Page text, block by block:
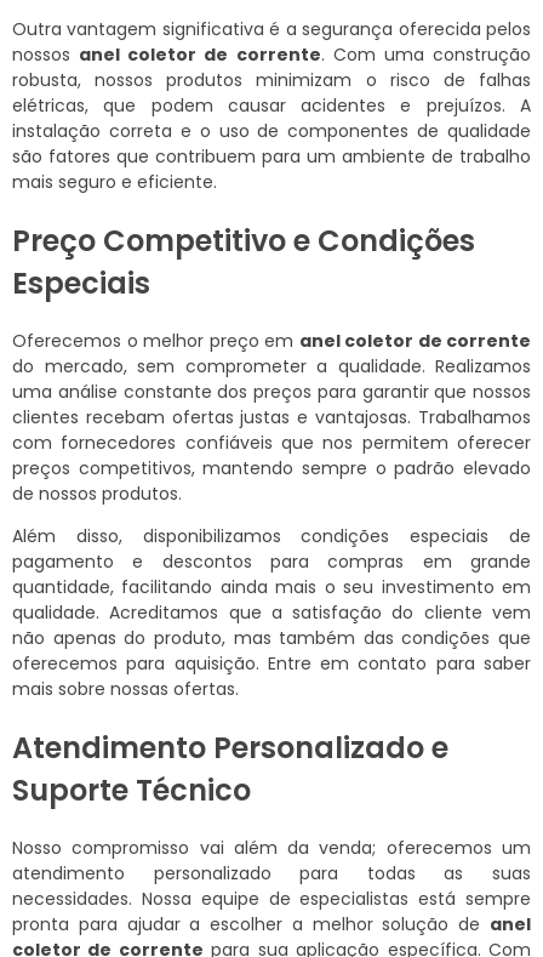
Outra vantagem significativa é a segurança oferecida pelos
nossos anel coletor de corrente. Com uma construção
robusta, nossos produtos minimizam o risco de falhas
elétricas, que podem causar acidentes e prejuízos. A
instalação correta e o uso de componentes de qualidade
são fatores que contribuem para um ambiente de trabalho
mais seguro e eficiente.
Preço Competitivo e Condições
Especiais
Oferecemos o melhor preço em anel coletor de corrente
do mercado, sem comprometer a qualidade. Realizamos
uma análise constante dos preços para garantir que nossos
clientes recebam ofertas justas e vantajosas. Trabalhamos
com fornecedores confiáveis que nos permitem oferecer
preços competitivos, mantendo sempre o padrão elevado
de nossos produtos.
Além disso, disponibilizamos condições especiais de
pagamento e descontos para compras em grande
quantidade, facilitando ainda mais o seu investimento em
qualidade. Acreditamos que a satisfação do cliente vem
não apenas do produto, mas também das condições que
oferecemos para aquisição. Entre em contato para saber
mais sobre nossas ofertas.
Atendimento Personalizado e
Suporte Técnico
Nosso compromisso vai além da venda; oferecemos um
atendimento personalizado para todas as suas
necessidades. Nossa equipe de especialistas está sempre
pronta para ajudar a escolher a melhor solução de anel
coletor de corrente para sua aplicação específica. Com